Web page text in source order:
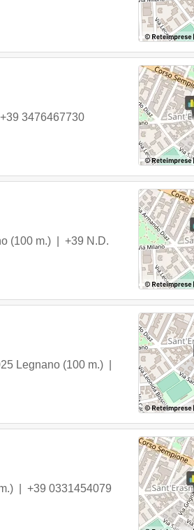
+39 3476467730
(100 m.) | +39 N.D.
Legnano (100 m.) |
| +39 0331454079